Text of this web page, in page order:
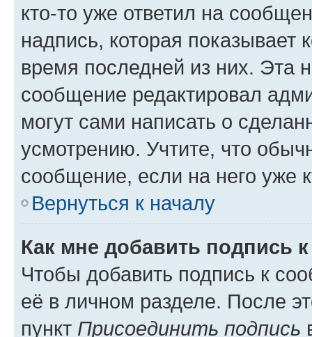
кто-то уже ответил на
надпись, которая показывает
время последней из них. Эта
сообщение редактировал
могут сами написать о
усмотрению. Учтите, что
сообщение, если на него уже
Вернуться к началу
Как мне добавить подпись
Чтобы добавить подпись к
её в личном разделе. После
пункт Присоединить подпись